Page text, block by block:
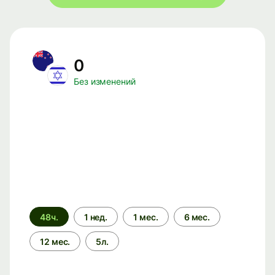
0
Без изменений
Период
времени
48ч. 1 нед. 1 мес. 6 мес.
12 мес. 5л.